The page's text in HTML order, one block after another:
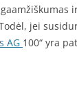
jei
AG 100“ yra